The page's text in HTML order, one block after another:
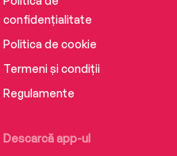
Descarcă app-ul
confidențialitate
Politica de cookie
Termeni și condiții
Regulamente